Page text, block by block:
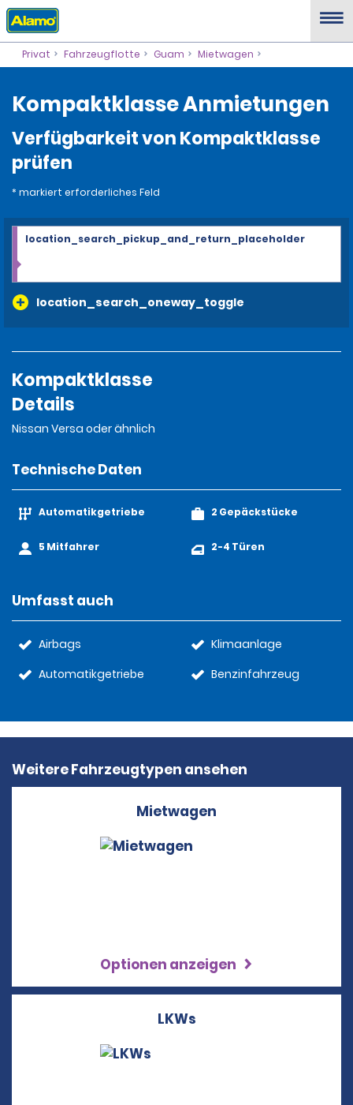
Privat Fahrzeugflotte Guam Mietwagen
Kompaktklasse Anmietungen
Verfügbarkeit von Kompaktklasse
prüfen
* markiert erforderliches Feld
location_search_oneway_toggle
location_search_pickup_and_return_placeholder
Kompaktklasse
Details
Nissan Versa oder ähnlich
Technische Daten
Automatikgetriebe
5 Mitfahrer
2 Gepäckstücke
2-4 Türen
Umfasst auch
Airbags
Automatikgetriebe
Klimaanlage
Benzinfahrzeug
Weitere Fahrzeugtypen ansehen
Mietwagen
Optionen anzeigen
LKWs